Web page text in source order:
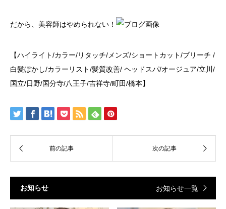
だから、美容師はやめられない！
【ハイライト/カラー/リタッチ/メンズ/ショートカット/ブリーチ /
白髪ぼかし/カラーリスト/髪質改善/ ヘッドスパ/オージュア/立川/
国立/日野/国分寺/八王子/吉祥寺/町田/橋本】
お知らせ お知らせ一覧